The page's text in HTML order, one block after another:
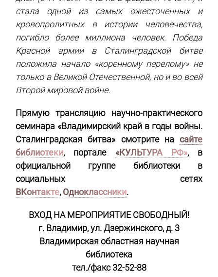
стала одной из самых ожесточенных и
кровопролитных в истории человечества,
погибло более миллиона человек. Победа
Красной армии в Сталинградской битве
положила начало «коренному перелому» не
только в Великой Отечественной, но и во всей
Второй мировой войне.
Прямую трансляцию научно-практического
семинара «Владимирский край в годы войны.
Сталинградская битва» смотрите на сайте
библиотеки, портале «КУЛЬТУРА РФ», в
официальной группе библиотеки в
социальных сетях
ВКонтакте,Одноклассники.
ВХОД НА МЕРОПРИЯТИЕ СВОБОДНЫЙ!
г. Владимир, ул. Дзержинского, д. 3
Владимирская областная научная
библиотека
тел./факс 32-52-88